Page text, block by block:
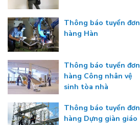
Thông báo tuyển đơn
hàng Hàn
Thông báo tuyển đơn
hàng Công nhân vệ
sinh tòa nhà
Thông báo tuyển đơn
hàng Dựng giàn giáo